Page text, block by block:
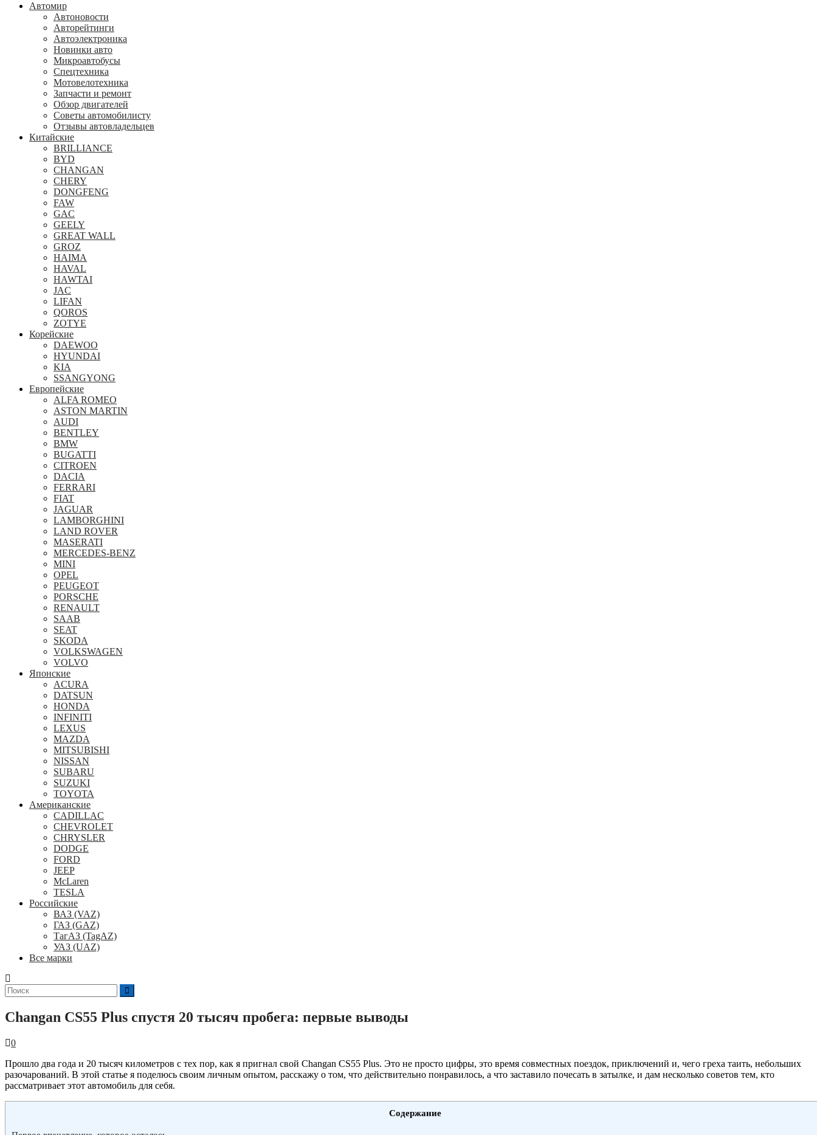
Автомир
Автоновости
Авторейтинги
Автоэлектроника
Новинки авто
Микроавтобусы
Спецтехника
Мотовелотехника
Запчасти и ремонт
Обзор двигателей
Советы автомобилисту
Отзывы автовладельцев
Китайские
BRILLIANCE
BYD
CHANGAN
CHERY
DONGFENG
FAW
GAC
GEELY
GREAT WALL
GROZ
HAIMA
HAVAL
HAWTAI
JAC
LIFAN
QOROS
ZOTYE
Корейские
DAEWOO
HYUNDAI
KIA
SSANGYONG
Европейские
ALFA ROMEO
ASTON MARTIN
AUDI
BENTLEY
BMW
BUGATTI
CITROEN
DACIA
FERRARI
FIAT
JAGUAR
LAMBORGHINI
LAND ROVER
MASERATI
MERCEDES-BENZ
MINI
OPEL
PEUGEOT
PORSCHE
RENAULT
SAAB
SEAT
SKODA
VOLKSWAGEN
VOLVO
Японские
ACURA
DATSUN
HONDA
INFINITI
LEXUS
MAZDA
MITSUBISHI
NISSAN
SUBARU
SUZUKI
TOYOTA
Американские
CADILLAC
CHEVROLET
CHRYSLER
DODGE
FORD
JEEP
McLaren
TESLA
Российские
ВАЗ (VAZ)
ГАЗ (GAZ)
ТагАЗ (TagAZ)
УАЗ (UAZ)
Все марки
Поиск
для:
Changan CS55 Plus спустя 20 тысяч пробега: первые выводы
0
Прошло два года и 20 тысяч километров с тех пор, как я пригнал свой Changan CS55 Plus. Это не просто цифры, это время совместных поездок, приключений и, чего греха таить, небольших
разочарований. В этой статье я поделюсь своим личным опытом, расскажу о том, что действительно понравилось, а что заставило почесать в затылке, и дам несколько советов тем, кто
рассматривает этот автомобиль для себя.
Содержание